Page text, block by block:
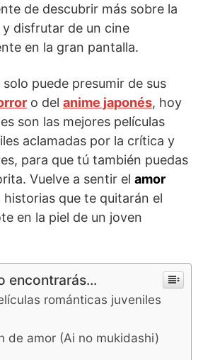
de descubrir más sobre la
disfrutar de un cine
en la gran pantalla.
puede presumir de sus
o del anime japonés, hoy
son las mejores películas
aclamadas por la crítica y
para que tú también puedas
Vuelve a sentir el amor
historias que te quitarán el
en la piel de un joven
encontrarás...
románticas juveniles
de amor (Ai no mukidashi)